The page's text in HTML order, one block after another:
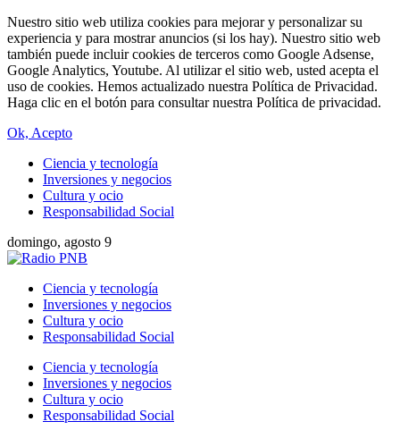
Nuestro sitio web utiliza cookies para mejorar y personalizar su
experiencia y para mostrar anuncios (si los hay). Nuestro sitio web
también puede incluir cookies de terceros como Google Adsense,
Google Analytics, Youtube. Al utilizar el sitio web, usted acepta el
uso de cookies. Hemos actualizado nuestra Política de Privacidad.
Haga clic en el botón para consultar nuestra Política de privacidad.
Ok, Acepto
Ciencia y tecnología
Inversiones y negocios
Cultura y ocio
Responsabilidad Social
domingo, agosto 9
Ciencia y tecnología
Inversiones y negocios
Cultura y ocio
Responsabilidad Social
Ciencia y tecnología
Inversiones y negocios
Cultura y ocio
Responsabilidad Social